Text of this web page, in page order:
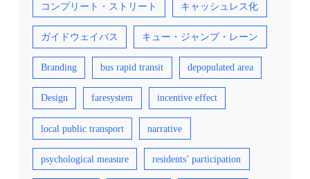
コンプリート・ストリート キャッシュレス化
ガイドウェイバス キュー・ジャンプ・レーン
Branding bus rapid transit depopulated area
Design faresystem incentive effect
local public transport narrative
psychological measure residents’ participation